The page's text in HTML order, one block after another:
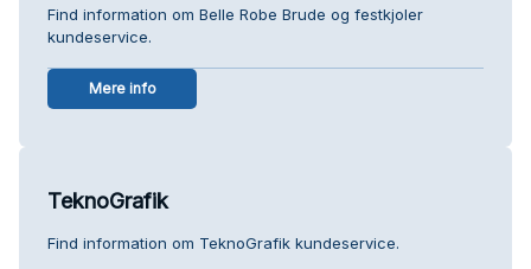
Find information om Belle Robe Brude og festkjoler
kundeservice.
Mere info
TeknoGrafik
Find information om TeknoGrafik kundeservice.